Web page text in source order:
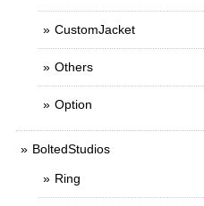
CustomJacket
Others
Option
BoltedStudios
Ring